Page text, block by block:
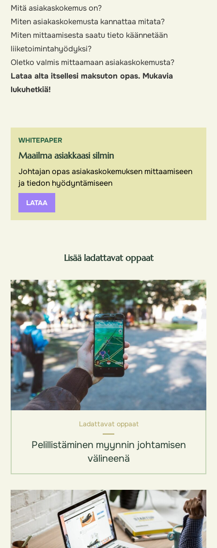
Mitä asiakaskokemus on?
Miten asiakaskokemusta kannattaa mitata?
Miten mittaamisesta saatu tieto käännetään
liiketoimintahyödyksi?
Oletko valmis mittaamaan asiakaskokemusta?
Lataa alta itsellesi maksuton opas. Mukavia
lukuhetkiä!
WHITEPAPER
Maailma asiakkaasi silmin
Johtajan opas asiakaskokemuksen mittaamiseen
ja tiedon hyödyntämiseen
LATAA
Lisää ladattavat oppaat
Ladattavat oppaat
Pelillistäminen myynnin johtamisen
välineenä